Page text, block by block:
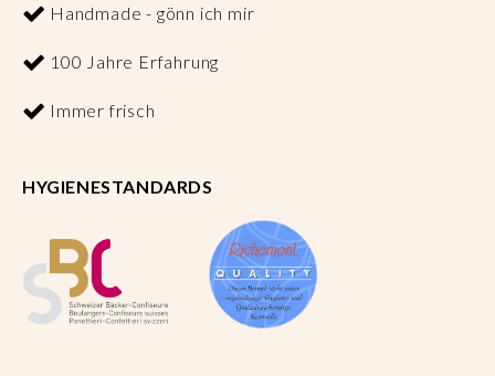
Handmade - gönn ich mir
100 Jahre Erfahrung
Immer frisch
HYGIENESTANDARDS